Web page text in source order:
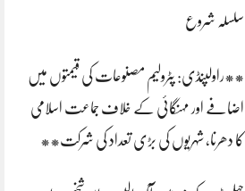
سلسلہ شروع
**راولپنڈی: پٹرولیم مصنوعات کی قیمتوں میں
اضافے اور مہنگائی کے خلاف جماعت اسلامی
کا دھرنا، شہریوں کی بڑی تعداد کی شرکت**